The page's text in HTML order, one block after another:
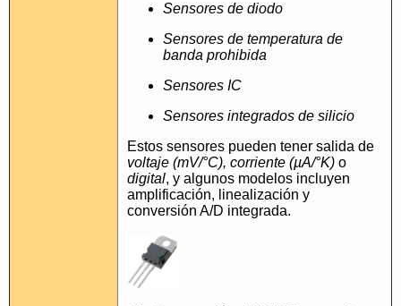
Sensores de diodo
Sensores de temperatura de
banda prohibida
Sensores IC
Sensores integrados de silicio
Estos sensores pueden tener salida de
voltaje (mV/°C), corriente (µA/°K) o
digital, y algunos modelos incluyen
amplificación, linealización y
conversión A/D integrada.